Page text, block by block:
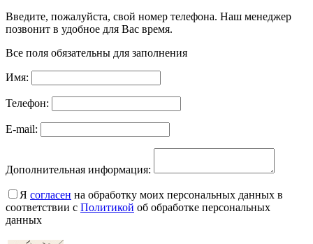
Введите, пожалуйста, свой номер телефона. Наш менеджер
позвонит в удобное для Вас время.
Все поля обязательны для заполнения
Имя:
Телефон:
E-mail:
Дополнительная информация:
Я согласен на обработку моих персональных данных в
соответствии с Политикой об обработке персональных
данных